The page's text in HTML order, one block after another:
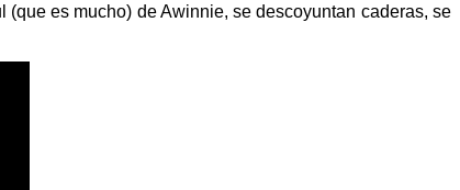
es mucho) de Awinnie, se descoyuntan caderas, se